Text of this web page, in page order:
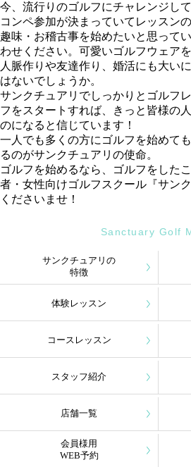
今、流行りのゴルフにチャレンジし
コンペ参加が決まっていてレッスン
趣味・お稽古事を始めたいと思って
わせください。可愛いゴルフウェア
人脈作りや友達作り、婚活にも大い
はないでしょうか。
サンクチュアリでしっかりとゴルフ
フをスタートすれば、きっと皆様の
のになると信じています！
一人でも多くの方にゴルフを始めて
るのがサンクチュアリの使命。
ゴルフを始めるなら、ゴルフをした
者・女性向けゴルフスクール『サン
くださいませ！
Sanctuary Golf
サンクチュアリの
特徴
体験レッスン
コースレッスン
スタッフ紹介
店舗一覧
会員様用
WEB予約